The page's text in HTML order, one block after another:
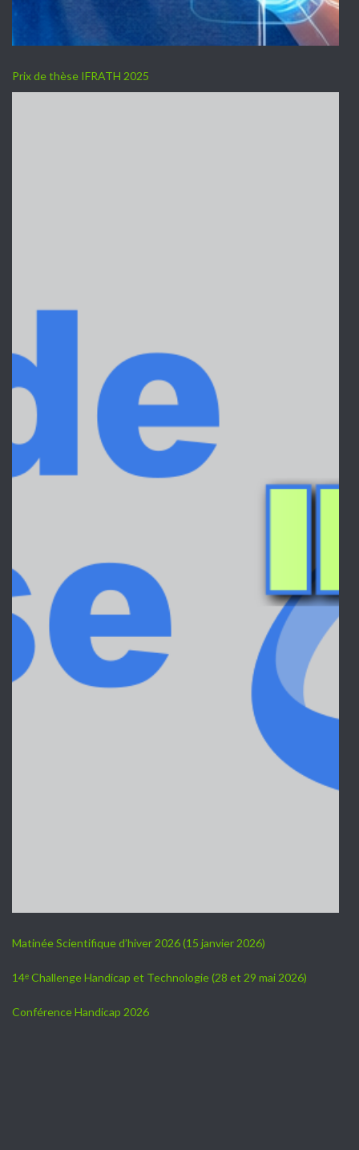
Prix de thèse IFRATH 2025
Matinée Scientifique d’hiver 2026 (15 janvier 2026)
14ᵉ Challenge Handicap et Technologie (28 et 29 mai 2026)
Conférence Handicap 2026